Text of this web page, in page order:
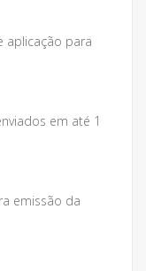
aplicação para
em até 1
emissão da